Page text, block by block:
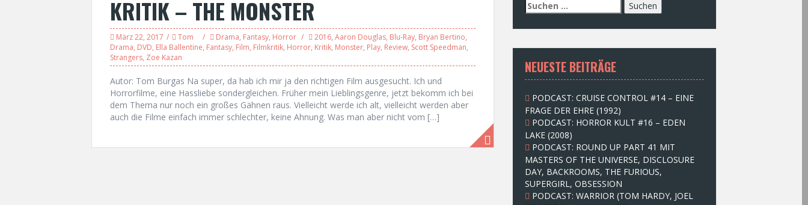
KRITIK – THE MONSTER
März 22, 2017 Tom Drama, Fantasy, Horror 2016, Aaron Douglas, Blu-Ray, Bryan Bertino,
Drama, DVD, Ella Ballentine, Fantasy, Film, Filmkritik, Horror, Kritik, Monster, Play, Review, Scott Speedman,
Strangers, Zoe Kazan
Autor: Tom Burgas Na super, da hab ich mir ja den richtigen Film ausgesucht. Ich und
Horrorfilme, eine Hassliebe sondergleichen. Früher mein Lieblingsgenre, jetzt bekomm ich bei
dem Thema nur noch ein großes Gähnen raus. Vielleicht werde ich alt, vielleicht werden aber
auch die Filme einfach immer schlechter, keine Ahnung. Was man aber nicht vom […]
S
u
c
e
n
n
c
h
:
NEUESTE BEITRÄGE
PODCAST: CRUISE CONTROL #14 – EINE
FRAGE DER EHRE (1992)
PODCAST: HORROR KULT #16 – EDEN
LAKE (2008)
PODCAST: ROUND UP PART 41 MIT
MASTERS OF THE UNIVERSE, DISCLOSURE
DAY, BACKROOMS, THE FURIOUS,
SUPERGIRL, OBSESSION
PODCAST: WARRIOR (TOM HARDY, JOEL